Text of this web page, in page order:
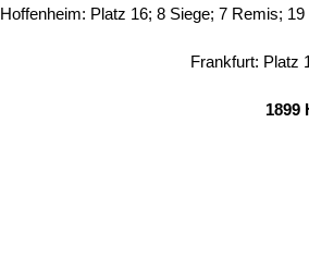
Hoffenheim: Platz 16; 8 Siege; 7 Remis;
Frankfurt: Platz
1899